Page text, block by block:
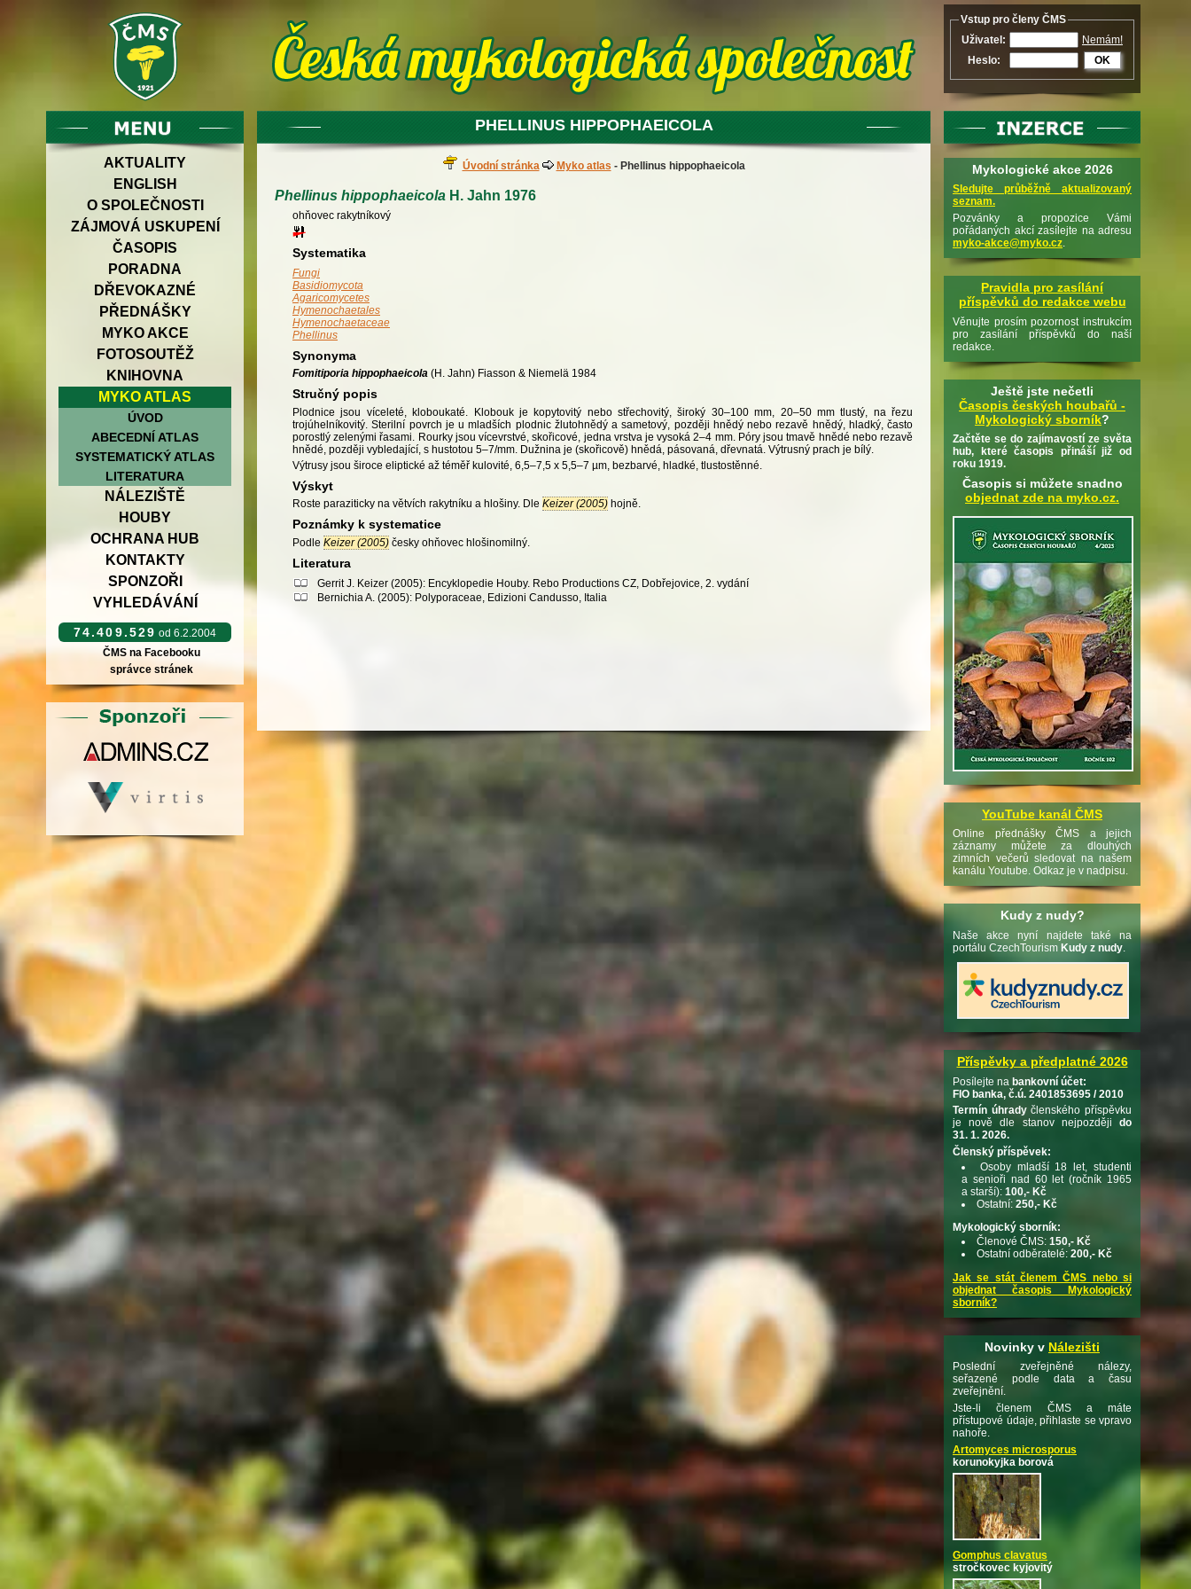
AKTUALITY
ENGLISH
O SPOLEČNOSTI
ZÁJMOVÁ USKUPENÍ
ČASOPIS
PORADNA
DŘEVOKAZNÉ
PŘEDNÁŠKY
MYKO AKCE
FOTOSOUTĚŽ
KNIHOVNA
MYKO ATLAS
ÚVOD
ABECEDNÍ ATLAS
SYSTEMATICKÝ ATLAS
LITERATURA
NÁLEZIŠTĚ
HOUBY
OCHRANA HUB
KONTAKTY
SPONZOŘI
VYHLEDÁVÁNÍ
74.409.529 od 6.2.2004
ČMS na Facebooku
správce stránek
PHELLINUS HIPPOPHAEICOLA
Úvodní stránka Myko atlas - Phellinus hippophaeicola
Phellinus hippophaeicola H. Jahn 1976
ohňovec rakytníkový
Systematika
Fungi
Basidiomycota
Agaricomycetes
Hymenochaetales
Hymenochaetaceae
Phellinus
Synonyma
Fomitiporia hippophaeicola (H. Jahn) Fiasson & Niemelä 1984
Stručný popis
Plodnice jsou víceleté, kloboukaté. Klobouk je kopytovitý nebo střechovitý, široký 30–100 mm, 20–50 mm tlustý, na řezu
trojúhelníkovitý. Sterilní povrch je u mladších plodnic žlutohnědý a sametový, později hnědý nebo rezavě hnědý, hladký, často
porostlý zelenými řasami. Rourky jsou vícevrstvé, skořicové, jedna vrstva je vysoká 2–4 mm. Póry jsou tmavě hnědé nebo rezavě
hnědé, později vybledající, s hustotou 5–7/mm. Dužnina je (skořicově) hnědá, pásovaná, dřevnatá. Výtrusný prach je bílý.
Výtrusy jsou široce eliptické až téměř kulovité, 6,5–7,5 x 5,5–7 µm, bezbarvé, hladké, tlustostěnné.
Výskyt
Roste paraziticky na větvích rakytníku a hlošiny. Dle Keizer (2005) hojně.
Poznámky k systematice
Podle Keizer (2005) česky ohňovec hlošinomilný.
Literatura
Gerrit J. Keizer (2005): Encyklopedie Houby. Rebo Productions CZ, Dobřejovice, 2. vydání
Bernichia A. (2005): Polyporaceae, Edizioni Candusso, Italia
Vstup pro členy ČMS
Uživatel:
Nemám!
Heslo:
OK
Mykologické akce 2026
Sledujte průběžně aktualizovaný
seznam.
Pozvánky a propozice Vámi
pořádaných akcí zasílejte na adresu
myko-akce@myko.cz.
Pravidla pro zasílání
příspěvků do redakce webu
Věnujte prosím pozornost instrukcím
pro zasílání příspěvků do naší
redakce.
Ještě jste nečetli
Časopis českých houbařů -
Mykologický sborník?
Začtěte se do zajímavostí ze světa
hub, které časopis přináší již od
roku 1919.
Časopis si můžete snadno
objednat zde na myko.cz.
YouTube kanál ČMS
Online přednášky ČMS a jejich
záznamy můžete za dlouhých
zimních večerů sledovat na našem
kanálu Youtube. Odkaz je v nadpisu.
Kudy z nudy?
Naše akce nyní najdete také na
portálu CzechTourism Kudy z nudy
Příspěvky a předplatné 2026
Posílejte na bankovní účet:
FIO banka, č.ú. 2401853695 / 2010
Termín úhradyčlenského příspěvku
je nově dle stanov nejpozději do
31. 1. 2026.
Členský příspěvek:
Osoby mladší 18 let, studenti
a senioři nad 60 let (ročník 1965
a starší): 100,- Kč
Ostatní: 250,- Kč
Mykologický sborník:
Členové ČMS: 150,- Kč
Ostatní odběratelé: 200,- Kč
Jak se stát členem ČMS nebo si
objednat časopis Mykologický
sborník?
Novinky v Nálezišti
Poslední zveřejněné nálezy,
seřazené podle data a času
zveřejnění.
Jste-li členem ČMS a máte
přístupové údaje, přihlaste se vpravo
nahoře.
Artomyces microsporus
korunokyjka borová
Gomphus clavatus
stročkovec kyjovitý